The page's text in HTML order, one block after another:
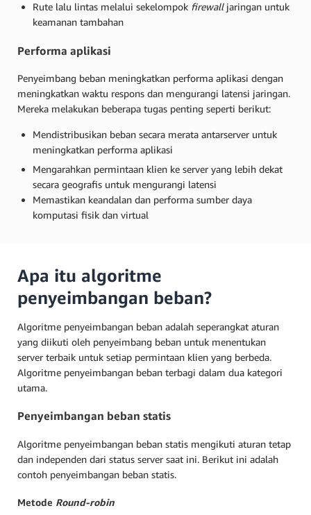
Rute lalu lintas melalui sekelompok firewall jaringan untuk
keamanan tambahan
Performa aplikasi
Penyeimbang beban meningkatkan performa aplikasi dengan
meningkatkan waktu respons dan mengurangi latensi jaringan.
Mereka melakukan beberapa tugas penting seperti berikut:
Mendistribusikan beban secara merata antarserver untuk
meningkatkan performa aplikasi
Mengarahkan permintaan klien ke server yang lebih dekat
secara geografis untuk mengurangi latensi
Memastikan keandalan dan performa sumber daya
komputasi fisik dan virtual
Apa itu algoritme
penyeimbangan beban?
Algoritme penyeimbangan beban adalah seperangkat aturan
yang diikuti oleh penyeimbang beban untuk menentukan
server terbaik untuk setiap permintaan klien yang berbeda.
Algoritme penyeimbangan beban terbagi dalam dua kategori
utama.
Penyeimbangan beban statis
Algoritme penyeimbangan beban statis mengikuti aturan tetap
dan independen dari status server saat ini. Berikut ini adalah
contoh penyeimbangan beban statis.
Metode Round-robin